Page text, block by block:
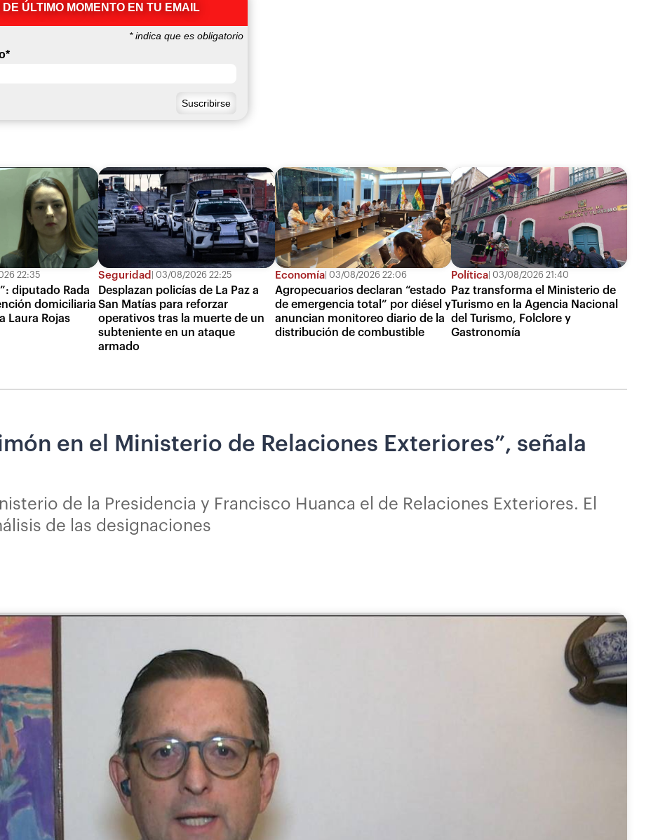
ÚLTIMO MOMENTO EN TU EMAIL
*indica que es obligatorio
*
22:35
diputado Rada
domiciliaria
Laura Rojas
Seguridad 03/08/2026 22:25
Desplazan policías de La Paz a
San Matías para reforzar
operativos tras la muerte de un
subteniente en un ataque
armado
Economía 03/08/2026 22:06
Agropecuarios declaran “estado
de emergencia total” por diésel y
anuncian monitoreo diario de la
distribución de combustible
Política 03/08/2026 21:40
Paz transforma el Ministerio de
Turismo en la Agencia Nacional
del Turismo, Folclore y
Gastronomía
en el Ministerio de Relaciones Exteriores”, señala
de la Presidencia y Francisco Huanca el de Relaciones Exteriores. El
de las designaciones